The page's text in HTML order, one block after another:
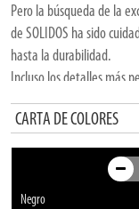
Pero la búsqueda de la
de SOLIDOS ha sido
hasta la durabilidad.
Incluso los detalles más
meticulosamente
Desde su elegante
elemento de SOLIDOS
Al elegir SOLIDOS, no
CARTA DE COLORES
Negro